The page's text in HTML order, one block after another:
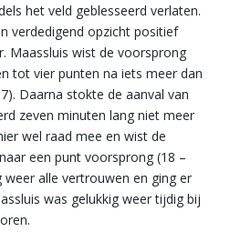
het veld geblesseerd verlaten.
verdedigend opzicht positief
Maassluis wist de voorsprong
tot vier punten na iets meer dan
Daarna stokte de aanval van
zeven minuten lang niet meer
wel raad mee en wist de
een punt voorsprong (18 –
weer alle vertrouwen en ging er
was gelukkig weer tijdig bij